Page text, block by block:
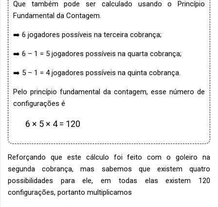
Que também pode ser calculado usando o Princípio
Fundamental da Contagem.
➡️ 6 jogadores possíveis na terceira cobrança;
➡️ 6 – 1 = 5 jogadores possíveis na quarta cobrança;
➡️ 5 – 1 = 4 jogadores possíveis na quinta cobrança.
Pelo princípio fundamental da contagem, esse número de
configurações é
6 × 5 × 4 = 120
Reforçando que este cálculo foi feito com o goleiro na
segunda cobrança, mas sabemos que existem quatro
possibilidades para ele, em todas elas existem 120
configurações, portanto multiplicamos